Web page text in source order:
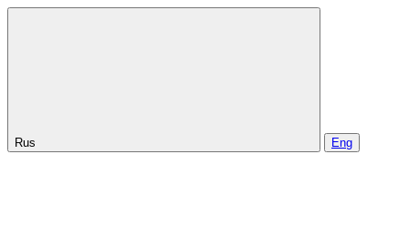
Rus Eng